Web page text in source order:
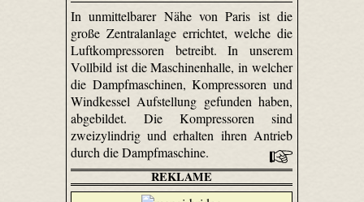
In unmittelbarer Nähe von Paris ist die
große Zentralanlage errichtet, welche die
Luftkompressoren betreibt. In unserem
Vollbild ist die Maschinenhalle, in welcher
die Dampfmaschinen, Kompressoren und
Windkessel Aufstellung gefunden haben,
abgebildet. Die Kompressoren sind
zweizylindrig und erhalten ihren Antrieb
durch die Dampfmaschine.
REKLAME